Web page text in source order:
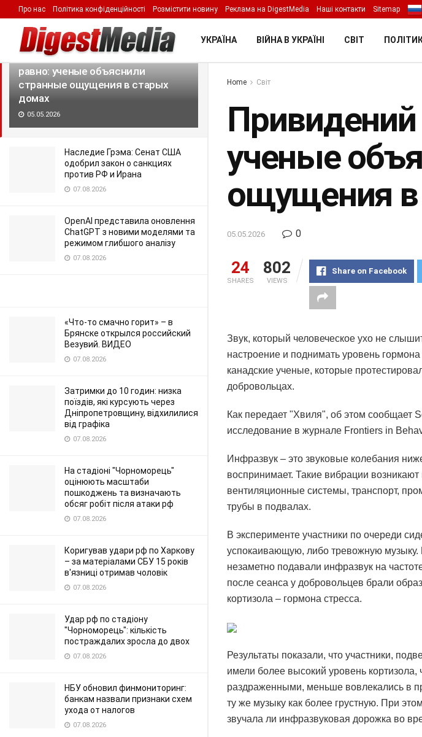
LATEST TRENDING Filter
Привидений нет, а жутко все
равно: ученые объяснили
странные ощущения в старых
домах
05.05.2026
Наследие Грэма: Сенат США
одобрил закон о санкциях
против РФ и Ирана
07.08.2026
OpenAI представила оновлення
ChatGPT з новими моделями та
режимом глибшого аналізу
07.08.2026
«Что-то смачно горит» – в
Брянске открылся российский
Везувий. ВИДЕО
07.08.2026
Затримки до 10 годин: низка
поїздів, які курсують через
Дніпропетровщину, відхилилися
від графіка
07.08.2026
На стадіоні "Чорноморець"
оцінюють масштаби
пошкоджень та визначають
обсяг робіт після атаки рф
07.08.2026
Коригував удари рф по Харкову
– за матеріалами СБУ 15 років
в'язниці отримав чоловік
07.08.2026
Удар рф по стадіону
"Чорноморець": кількість
постраждалих зросла до двох
07.08.2026
НБУ обновил финмониторинг:
банкам назвали признаки схем
ухода от налогов
07.08.2026
Про нас Політика конфіденційності Розмістити новину Реклама на DigestMedia Наші контакти Sitemap
УКРАЇНА ВІЙНА В УКРАЇНІ СВІТ
Home Світ
Привидений
ученые
ощущения
05.05.2026 0
24
SHARES
802
VIEWS
Share on Facebook
Звук, который человеческое ухо не
настроение и поднимать уровень
канадские ученые, которые
добровольцах.
Как передает "Хвиля", об этом сообщает
исследование в журнале Frontiers in
Инфразвук – это звуковые колебания
воспринимает. Такие вибрации
вентиляционные системы, транспорт,
трубы в подвалах.
В эксперименте участники по очереди
успокаивающую, либо тревожную
незаметно подавали инфразвук на
после сеанса у добровольцев брали
кортизола – гормона стресса.
Результаты показали, что участники,
имели более высокий уровень кортизола,
раздраженными, меньше вовлекались в
ту же музыку как более грустную. При
звучала ли инфразвуковая дорожка во